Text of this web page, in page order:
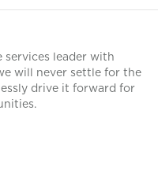
services leader with
will never settle for the
drive it forward for